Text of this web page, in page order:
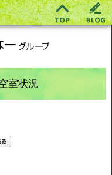
室状況